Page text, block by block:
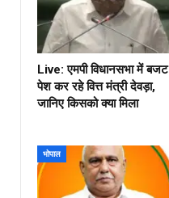
Live: एमपी विधानसभा में बजट
पेश कर रहे वित्त मंत्री देवड़ा,
जानिए किसको क्या मिला
भोपाल